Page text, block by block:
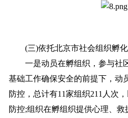
(三)依托北京市社会组织孵化
一是动员在孵组织，参与社
基础工作确保安全的前提下，动
防控，总计有11家组织211人次
防控;组织在孵组织提供心理、